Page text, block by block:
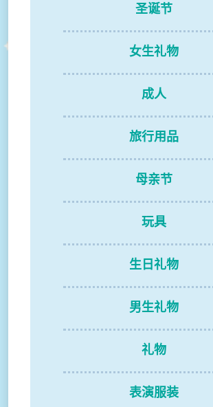
圣诞节
女生礼物
成人
旅行用品
母亲节
玩具
生日礼物
男生礼物
礼物
表演服装